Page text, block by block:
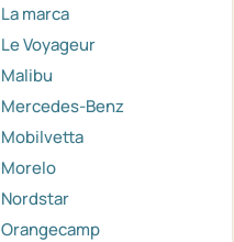
La marca
Le Voyageur
Malibu
Mercedes-Benz
Mobilvetta
Morelo
Nordstar
Orangecamp